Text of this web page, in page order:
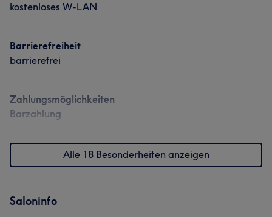
kostenloses W-LAN
Barrierefreiheit
barrierefrei
Zahlungsmöglichkeiten
Barzahlung
Alle 18 Besonderheiten anzeigen
Saloninfo